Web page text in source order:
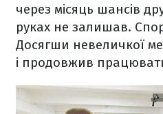
через місяць шансів
руках не залишав.
Досягши невеличкої
і продовжив